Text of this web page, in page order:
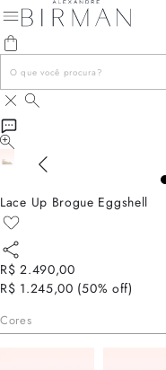
Lace Up Brogue Eggshell
R$ 2.490,00
R$ 1.245,00 (50% off)
Cores